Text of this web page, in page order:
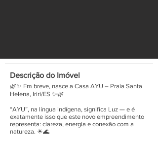
Descrição do Imóvel
🌿✨ Em breve, nasce a Casa AYU – Praia Santa
Helena, Iriri/ES ✨🌿
“AYU”, na língua indígena, significa Luz — e é
exatamente isso que este novo empreendimento
representa: clareza, energia e conexão com a
natureza. ☀🌊